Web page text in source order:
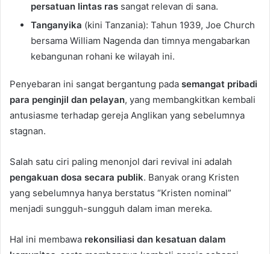
persatuan lintas ras sangat relevan di sana.
Tanganyika (kini Tanzania): Tahun 1939, Joe Church
bersama William Nagenda dan timnya mengabarkan
kebangunan rohani ke wilayah ini.
Penyebaran ini sangat bergantung pada semangat pribadi
para penginjil dan pelayan, yang membangkitkan kembali
antusiasme terhadap gereja Anglikan yang sebelumnya
stagnan.
Salah satu ciri paling menonjol dari revival ini adalah
pengakuan dosa secara publik. Banyak orang Kristen
yang sebelumnya hanya berstatus “Kristen nominal”
menjadi sungguh-sungguh dalam iman mereka.
Hal ini membawa rekonsiliasi dan kesatuan dalam